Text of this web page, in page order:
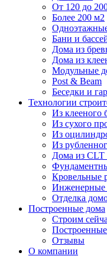
От 120 до
Более 200 м2
Бани и
Дома из
Дома из
Модульные
Post & Beam
Беседки и
Технологии
Из клееного
Из сухого
Из
Из
Дома из CLT
Кровельные
Инженерные
Отделка
Построенные дома
Строим
Отзывы
О компании